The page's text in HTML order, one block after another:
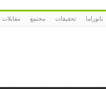
مقابلات مجتمع تحقيقات بانوراما